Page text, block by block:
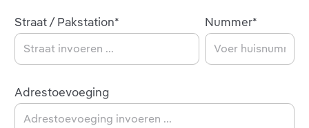
Straat / Pakstation* Nummer*
Adrestoevoeging